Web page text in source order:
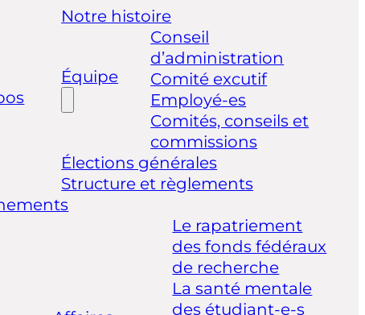
Notre histoire
Équipe
Conseil
d’administration
Comité excutif
Employé-es
Comités, conseils et
commissions
Élections générales
Structure et règlements
Le rapatriement
des fonds fédéraux
de recherche
La santé mentale
des étudiant-e-s